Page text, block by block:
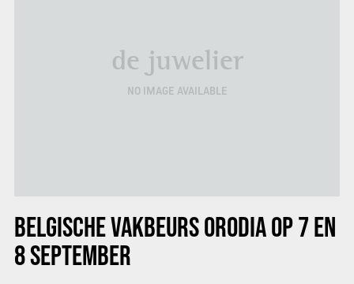
de juwelier
NO IMAGE AVAILABLE
BELGISCHE VAKBEURS ORODIA OP 7 EN
8 SEPTEMBER